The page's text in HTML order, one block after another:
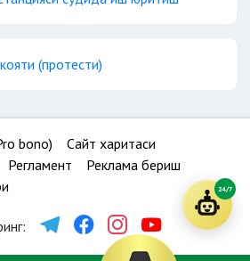
(протести)
bono)
Сайт харитаси
Регламент
Реклама бериш
24/7